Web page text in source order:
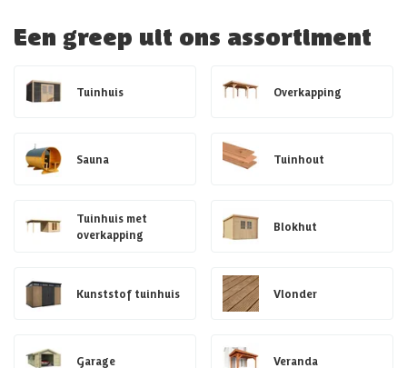
Een greep uit ons assortiment
Tuinhuis Overkapping
Sauna Tuinhout
Tuinhuis met
overkapping
Blokhut
Kunststof tuinhuis Vlonder
Garage Veranda